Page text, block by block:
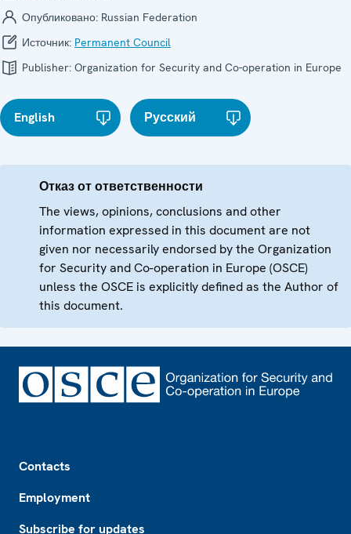
Опубликовано: Russian Federation
Источник: Permanent Council
Publisher: Organization for Security and Co-operation in Europe
English Русский
Отказ от ответственности
The views, opinions, conclusions and other
information expressed in this document are not
given nor necessarily endorsed by the Organization
for Security and Co-operation in Europe (OSCE)
unless the OSCE is explicitly defined as the Author of
this document.
Contacts
Employment
Subscribe for updates